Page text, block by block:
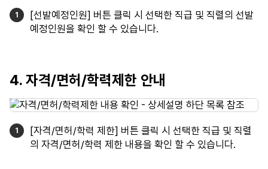
[선발예정인원] 버튼 클릭 시 선택한 직급 및 직렬의 선발
예정인원을 확인 할 수 있습니다.
4. 자격/면허/학력제한 안내
[자격/면허/학력 제한] 버튼 클릭 시 선택한 직급 및 직렬
의 자격/면허/학력 제한 내용을 확인 할 수 있습니다.